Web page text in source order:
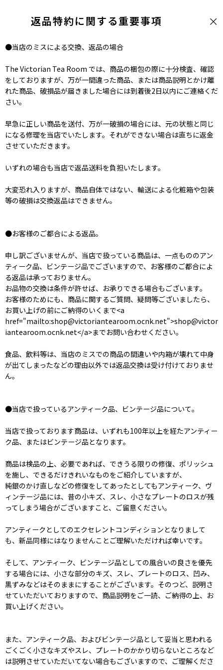
返品特約に関する重要事項
●当店のミスによる交換、返品の場合
The Victorian Tea Room では、商品の梱包の際に十分検査、確認
をしておりますが、万が一間違った商品、または商品説明とかけ離
れた商品、破損品が届きました場合には到着後2日以内にご連絡くだ
さい。
早急に正しい商品を送付、万が一破損の場合には、元の状態と同じ
になる修理を当店でいたします。それができない場合は直ちに返金
させていただきます。
いずれの場合も当店で返品送料を負担いたします。
大変恐れ入りますが、商品自体ではない、輸送による化粧箱や包装
等の破損は交換返品はできません。
●お客様のご都合による返品。
申し訳ございませんが、当店で扱っている商品は、一点もののアン
ティーク品、ビンテージ品でございますので、お客様のご都合によ
る返品は承っておりません。
お品物の交換は条件が許せば、お承りできる場合もございます。
お客様のためにも、商品に関するご質問、疑問等ございましたら、
お買い上げの前にご納得のいくまで<a
href="mailto:shop@victoriantearoom.ocnk.net">shop@victor
iantearoom.ocnk.net</a>までお問い合わせください。
食品、飲料等は、当店のミスでの商品の間違いや内箱が壊れて中身
が出てしまったなどの理由以外では返品交換は受け付けておりませ
ん。
●当店で扱っているアンティーク品、ビンテージ品について。
当店で扱っております商品は、いずれも100年以上を経たアンティー
ク品、またはビンテージ品となります。
商品は検品の上、必要であれば、できうる限りの修復、ポリッシュ
を施し、できるだけきれいなものをご紹介していますが、
純銀のかけ直しなどの修復をしてあったとしてもアンティーク、ヴ
ィンテージ品には、昔の小キズ、スレ、小さなプレートのロスが残
ってしまう場合がございますこと、ご留意ください。
アンティークとしてのエクセレントコンディションとなりまして
も、新品同様にはなりませんことご理解いただければ幸いです。
そして、アンティーク、ビンテージ品としての風合いの良さを優先
する場合には、小さな部分のキズ、スレ、プレートのロス、凹み、
黒ずみなどはそのままにすることがございます。そのつど、説明さ
せていただいておりますので、商品説明をご一読、ご納得の上、お
買い上げください。
また、アンティーク品、およびビンテージ品として妥当と思われる
ごくごく小さなキズやスレ、プレートのかかり切らないところなど
は説明させていただいてない場合もございますので、ご理解くださ